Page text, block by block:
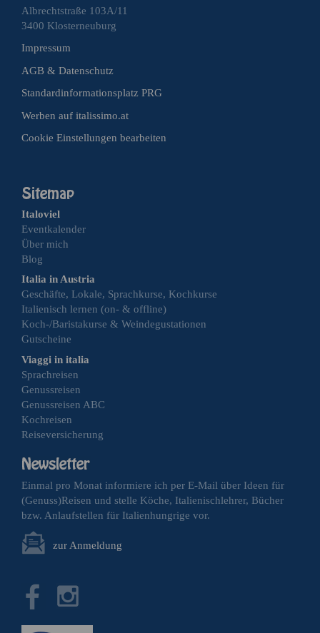
Albrechtstraße 103A/11
3400 Klosterneuburg
Impressum
AGB & Datenschutz
Standardinformationsplatz PRG
Werben auf italissimo.at
Cookie Einstellungen bearbeiten
Italoviel
Eventkalender
Über mich
Blog
Italia in Austria
Geschäfte, Lokale, Sprachkurse, Kochkurse
Italienisch lernen (on- & offline)
Koch-/Baristakurse & Weindegustationen
Gutscheine
Viaggi in italia
Sprachreisen
Genussreisen
Genussreisen ABC
Kochreisen
Reiseversicherung
Einmal pro Monat informiere ich per E-Mail über Ideen für
(Genuss)Reisen und stelle Köche, Italienischlehrer, Bücher
bzw. Anlaufstellen für Italienhungrige vor.
zur Anmeldung